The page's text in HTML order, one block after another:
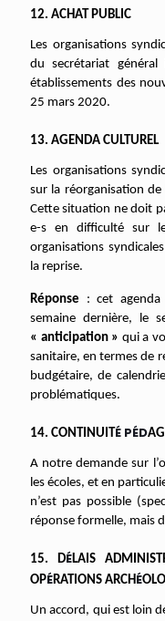
12. ACHAT PUBLIC
Les organisations
du secrétariat
établissements des
25 mars 2020.
13. AGENDA CULTUREL
Les organisations
sur la réorganisation
Cette situation ne doit
e-s en difficulté sur
organisations
la reprise.
Réponse : cet
semaine dernière, le
« anticipation » qui a
sanitaire, en termes de
budgétaire, de
problématiques.
14. CONTINUIT É PÉD
A notre demande sur
les écoles, et en
n’est pas possible
réponse formelle, mais
15. DÉLAIS
OPÉRATIONS ARCHÉ
Un accord, qui est loin